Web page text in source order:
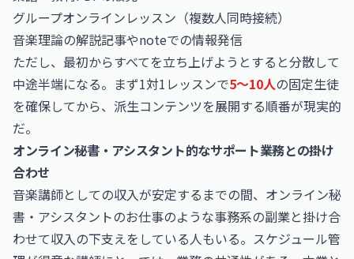
グループオンラインレッスン（複数人同時接続）
音楽理論の解説記事やnoteでの情報発信
ただし、最初からすべてを立ち上げようとすると分散して
中途半端になる。まず1対1レッスンで5〜10人の固定生徒
を確保してから、派生コンテンツを展開する順番が現実的
だ。
オンライン秘書・アシスタント的なサポート業務との掛け
合わせ
音楽講師としての収入が安定するまでの間、 オンライン秘
書・アシスタントのお仕事のような事務系の副業と掛け合
わせて収入の下支えをしている人もいる。スケジュール管